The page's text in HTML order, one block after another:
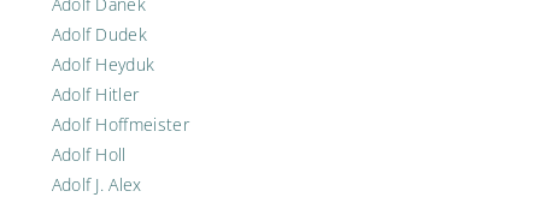
Adolf Dudek
Adolf Heyduk
Adolf Hitler
Adolf Hoffmeister
Adolf Holl
Adolf J. Alex